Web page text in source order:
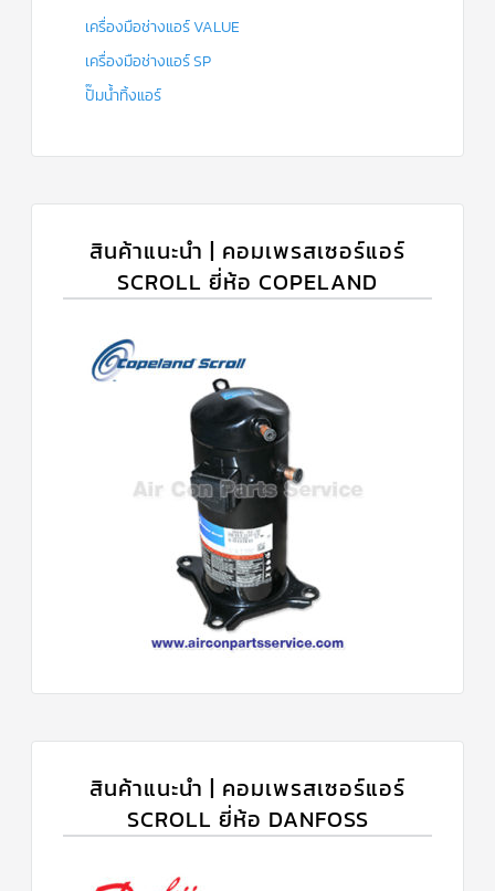
เครื่องมือช่างแอร์ VALUE
เครื่องมือช่างแอร์ SP
ปั๊มน้ำทิ้งแอร์
สินค้าแนะนำ | คอมเพรสเซอร์แอร์
SCROLL ยี่ห้อ COPELAND
สินค้าแนะนำ | คอมเพรสเซอร์แอร์
SCROLL ยี่ห้อ DANFOSS